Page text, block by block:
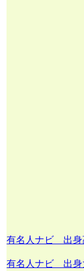
有名人ナビ 出身
有名人ナビ 出身